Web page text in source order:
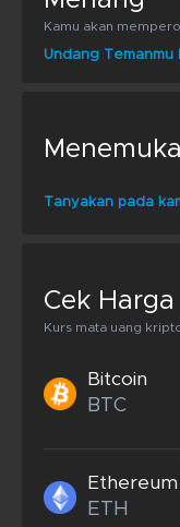
Kamu akan
Undang Temanmu
Tanyakan pada
Cek
Kurs mata uang
Bitcoin
BTC
Ethereum
ETH